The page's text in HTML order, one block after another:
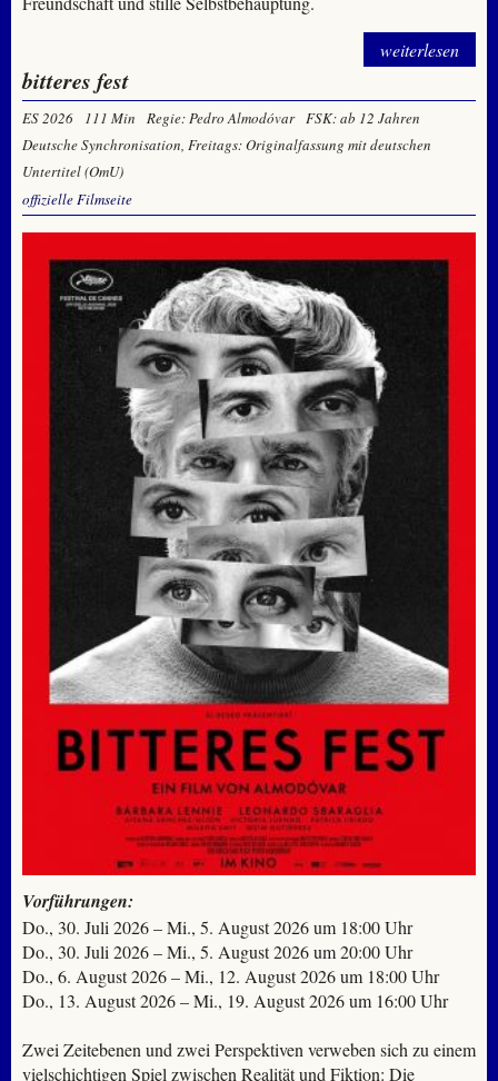
weiterlesen
bitteres fest
ES 2026 111 Min Regie: Pedro Almodóvar FSK: ab 12 Jahren
Deutsche Synchronisation, Freitags: Originalfassung mit deutschen
Untertitel (OmU)
offizielle Filmseite
Vorführungen:
Do., 30. Juli 2026 – Mi., 5. August 2026 um 18:00 Uhr
Do., 30. Juli 2026 – Mi., 5. August 2026 um 20:00 Uhr
Do., 6. August 2026 – Mi., 12. August 2026 um 18:00 Uhr
Do., 13. August 2026 – Mi., 19. August 2026 um 16:00 Uhr
Zwei Zeitebenen und zwei Perspektiven verweben sich zu einem
vielschichtigen Spiel zwischen Realität und Fiktion: Die